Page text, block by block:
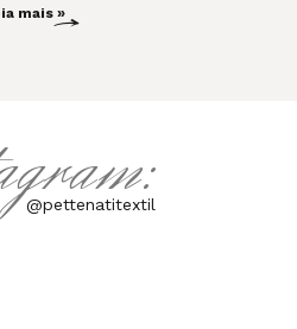
mais »
@pettenatitextil